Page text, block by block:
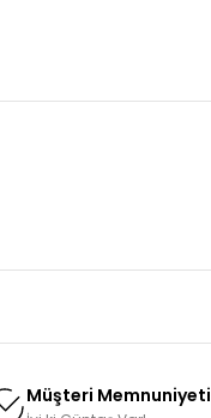
Müşteri Memnuniyeti